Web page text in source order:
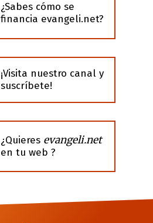
¿Sabes cómo se
financia evangeli.net?
¡Visita nuestro canal y
suscríbete!
¿Quieres evangeli.net
en tu web ?